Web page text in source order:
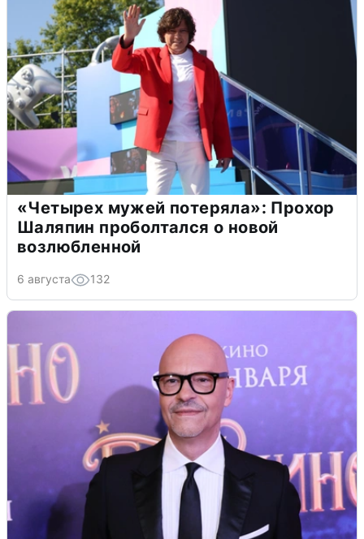
«Четырех мужей потеряла»: Прохор
Шаляпин проболтался о новой
возлюбленной
6 августа 132